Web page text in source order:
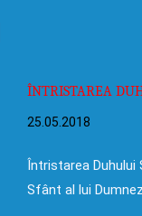
ÎNTRISTAREA
25.05.2018
Întristarea Duhului
Sfânt al lui